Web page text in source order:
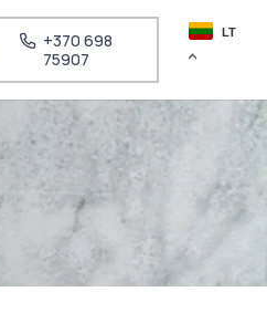
+370 698
75907
LT